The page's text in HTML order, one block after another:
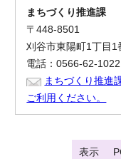
まちづくり推進課
〒448-8501
刈谷市東陽町1丁目1
電話：0566-62-
まちづくり推進
ご利用ください。
表示